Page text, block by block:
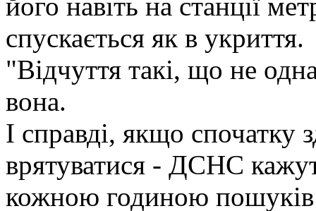
спускається як в укриття.
"Відчуття такі, що не
вона.
І справді, якщо спочатку
врятуватися - ДСНС
кожною годиною пошуків